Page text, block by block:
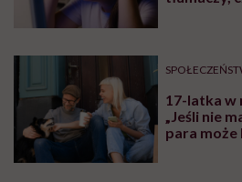
17-latka w
„Jeśli nie
para może